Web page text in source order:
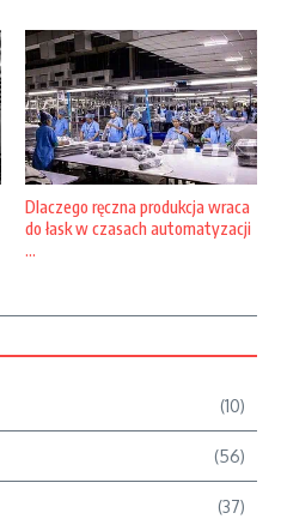
Dlaczego ręczna produkcja wraca
do łask w czasach automatyzacji
...
(10)
(56)
(37)